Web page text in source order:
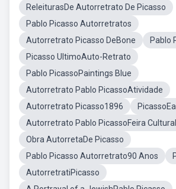
ReleiturasDe Autorretrato De Picasso
Pablo Picasso Autorretratos
Autorretrato Picasso DeBone
Pablo
Picasso UltimoAuto-Retrato
Pablo PicassoPaintings Blue
Autorretrato Pablo PicassoAtividade
Autorretrato Picasso1896
Autorretrato Pablo PicassoFeira Cultural
Obra AutorretaDe Picasso
Pablo Picasso Autorretrato90 Anos
AutorretratiPicasso